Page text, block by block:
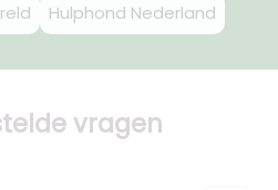
Hulphond Nederland
vragen